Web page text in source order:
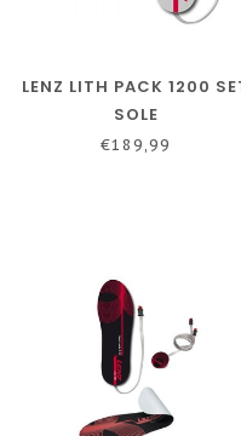
LENZ LITH PACK 1200
SOLE
€189,99